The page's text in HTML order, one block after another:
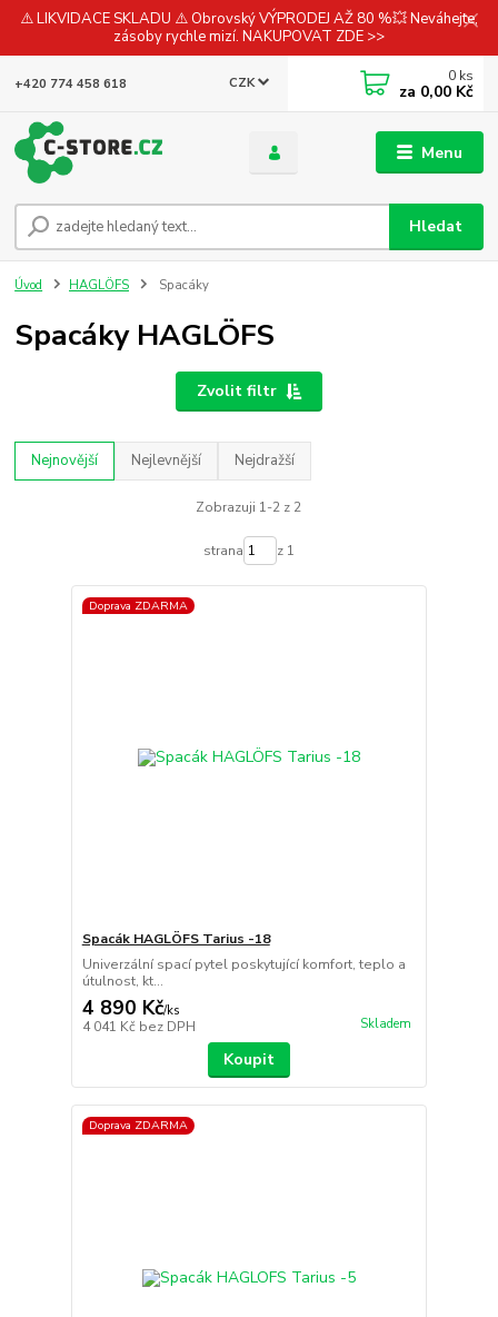
⚠️ LIKVIDACE SKLADU ⚠️ Obrovský VÝPRODEJ AŽ 80 %💥 Neváhejte,
zásoby rychle mizí. NAKUPOVAT ZDE >>
Menu
CZK
Hledat
+420 774 458 618 0 ks
za 0,00 Kč
Úvod HAGLÖFS Spacáky
Spacáky HAGLÖFS
Zvolit filtr
Nejnovější Nejlevnější Nejdražší
Zobrazuji 1-2 z 2
strana z 1
Doprava ZDARMA
Spacák HAGLÖFS Tarius -18
Univerzální spací pytel poskytující komfort, teplo a
útulnost, kt...
4 890 Kč/ks
4 041 Kč bez DPH Skladem
Koupit
Doprava ZDARMA